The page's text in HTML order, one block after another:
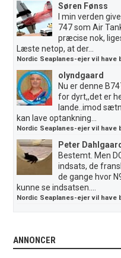
Søren Fønss
I min verden
747 som Air
præcise nok,
Læste netop, at der...
Nordic Seaplanes-ejer vil have
olyndgaard
Nu er denne
for dyrt,,det er
lande..imod
kan lave optankning...
Nordic Seaplanes-ejer vil have
Peter Dahlgaard
Bestemt. Men
indsats, de
de gange hvor
kunne se indsatsen....
Nordic Seaplanes-ejer vil have
ANNONCER